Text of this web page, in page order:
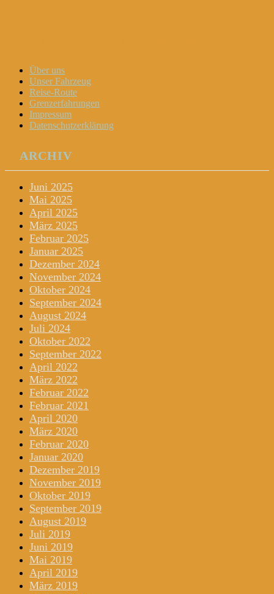
Menu
Widgets
Search
Skip
content
Über uns
Unser Fahrzeug
Reise-Route
Grenzerfahrungen
Impressum
Datenschutzerklärung
ARCHIV
Juni 2025
Mai 2025
April 2025
März 2025
Februar 2025
Januar 2025
Dezember 2024
November 2024
Oktober 2024
September 2024
August 2024
Juli 2024
Oktober 2022
September 2022
April 2022
März 2022
Februar 2022
Februar 2021
April 2020
März 2020
Februar 2020
Januar 2020
Dezember 2019
November 2019
Oktober 2019
September 2019
August 2019
Juli 2019
Juni 2019
Mai 2019
April 2019
März 2019